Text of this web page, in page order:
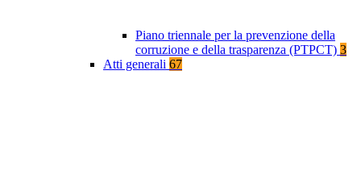
Piano triennale per la prevenzione della
corruzione e della trasparenza (PTPCT) 3
Atti generali 67